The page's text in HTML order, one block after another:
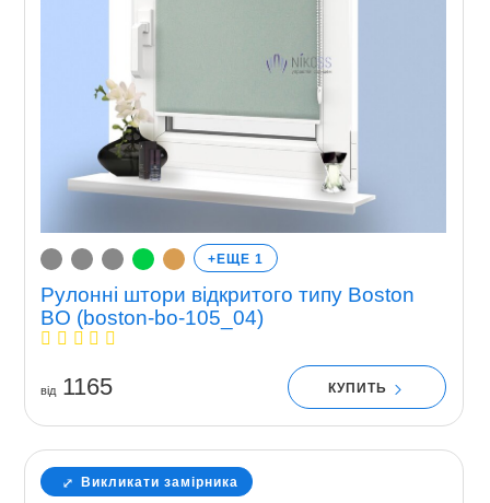
+ЕЩЕ 1
Рулонні штори відкритого типу Boston
BO (boston-bo-105_04)
вiд1165 КУПИТЬ
Викликати замірника